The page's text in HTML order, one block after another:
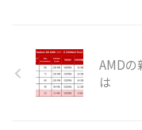
AMDの
は